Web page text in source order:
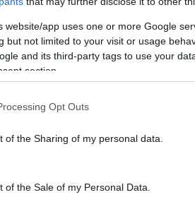
website/app uses one or more Google
but not limited to your visit or usage
and its third-party tags to use your
section.
Opt Outs
of the Sharing of my personal data.
of the Sale of my Personal Data.
Τηλεοπτικά «Μαγειρέματα»,
Τράπουλα των Ελληνικών Media
συμπαρασύρει την κυβέρνηση